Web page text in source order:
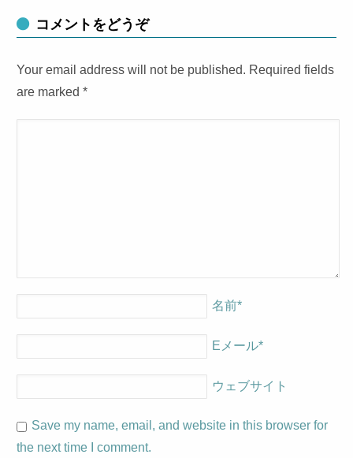
コメントをどうぞ
Your email address will not be published. Required fields
are marked*
名前*
Eメール*
ウェブサイト
Save my name, email, and website in this browser for
the next time I comment.